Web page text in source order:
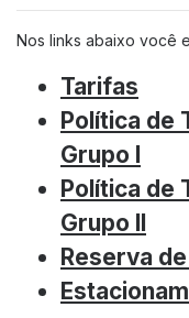
SOBRE FLORIPA
Quem somos
Sobre Florianópolis
Trabalhe Conosco
Ruído Aeronáutico
Estatísticas e
Dados Operacionais
Aeroporto de Interesse
Nos links abaixo você
Tarifas
Política de
Grupo I
Política de
Grupo II
Reserva